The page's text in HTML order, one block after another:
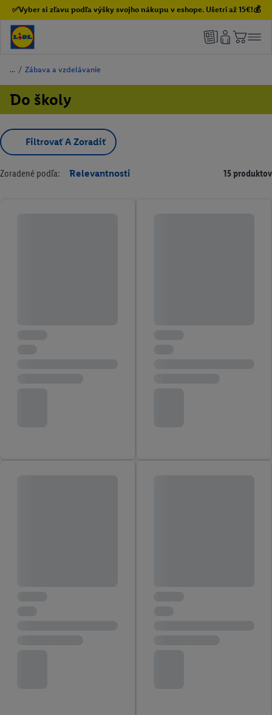
✅Vyber si zľavu podľa výšky svojho nákupu v eshope. Ušetri až 15€!💰
/ Zábava a vzdelávanie
Do školy
Filtrovať A Zoradiť
Zoradené podľa: Relevantnosti 15 produktov